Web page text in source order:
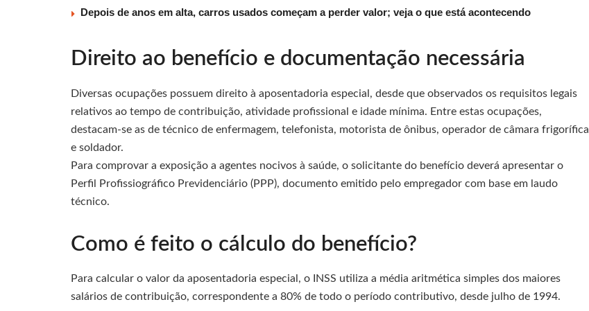
Depois de anos em alta, carros usados começam a perder valor; veja o que está acontecendo
Direito ao benefício e documentação necessária
Diversas ocupações possuem direito à aposentadoria especial, desde que observados os requisitos legais
relativos ao tempo de contribuição, atividade profissional e idade mínima. Entre estas ocupações,
destacam-se as de técnico de enfermagem, telefonista, motorista de ônibus, operador de câmara frigorífica
e soldador.
Para comprovar a exposição a agentes nocivos à saúde, o solicitante do benefício deverá apresentar o
Perfil Profissiográfico Previdenciário (PPP), documento emitido pelo empregador com base em laudo
técnico.
Como é feito o cálculo do benefício?
Para calcular o valor da aposentadoria especial, o INSS utiliza a média aritmética simples dos maiores
salários de contribuição, correspondente a 80% de todo o período contributivo, desde julho de 1994.